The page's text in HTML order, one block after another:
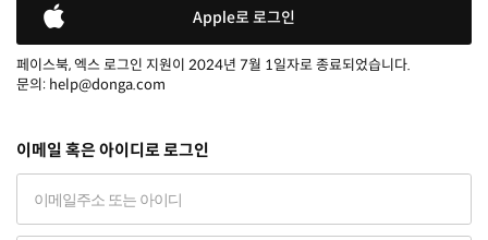
Apple로 로그인
페이스북, 엑스 로그인 지원이 2024년 7월 1일자로 종료되었습니다.
문의: help@donga.com
이메일 혹은 아이디로 로그인